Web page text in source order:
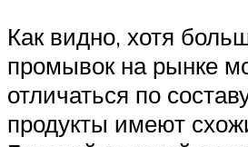
Как видно, хотя
промывок на рынке
отличаться по
продукты имеют